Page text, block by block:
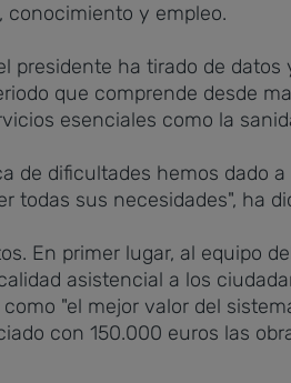
conocimiento y empleo.
presidente ha tirado de
que comprende desde
esenciales como la
de dificultades hemos dado
todas sus necesidades", ha
En primer lugar, al equipo
asistencial a los
"el mejor valor del
con 150.000 euros las